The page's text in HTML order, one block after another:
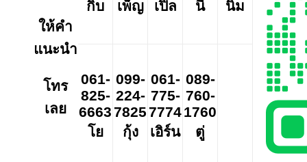
ให้คำ
แนะนำ
โทร
เลย
กิ๊บ
เพ็ญ
เปิ้ล
นี
นิ่ม
061-
825-
6663
โย
099-
224-
7825
กุ้ง
061-
775-
7774
เอิร์น
089-
760-
1760
ตู่